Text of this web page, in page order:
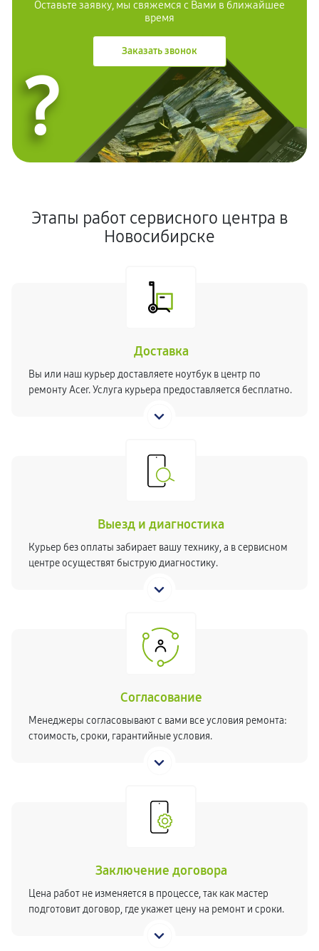
Оставьте заявку, мы свяжемся с Вами в ближайшее
время
Заказать звонок
?
Этапы работ сервисного центра в
Новосибирске
Доставка
Вы или наш курьер доставляете ноутбук в центр по
ремонту Acer. Услуга курьера предоставляется бесплатно.
Выезд и диагностика
Курьер без оплаты забирает вашу технику, а в сервисном
центре осуществят быструю диагностику.
Согласование
Менеджеры согласовывают с вами все условия ремонта:
стоимость, сроки, гарантийные условия.
Заключение договора
Цена работ не изменяется в процессе, так как мастер
подготовит договор, где укажет цену на ремонт и сроки.